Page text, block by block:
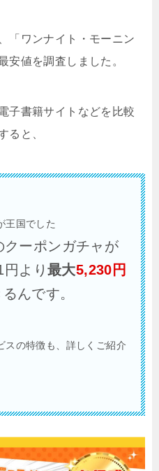
「ワンナイト・モーニン
安値を調査しました。
子書籍サイトなどを比較
ると、
王国でした
ーポンガチャが
より 最大5,230円
んです。
スの特徴も、詳しくご紹介